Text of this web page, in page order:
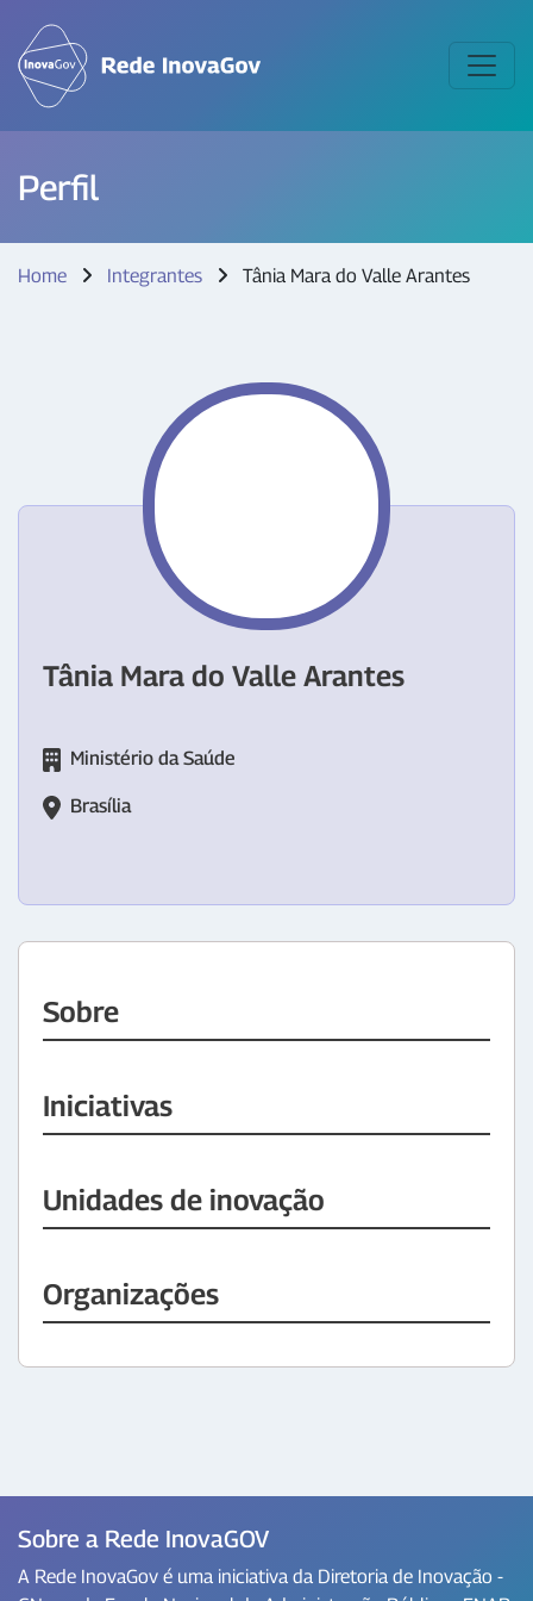
Perfil
Home Integrantes Tânia Mara do Valle Arantes
Tânia Mara do Valle Arantes
Ministério da Saúde
Brasília
Sobre
Iniciativas
Unidades de inovação
Organizações
Sobre a Rede InovaGOV
A Rede InovaGov é uma iniciativa da Diretoria de Inovação -